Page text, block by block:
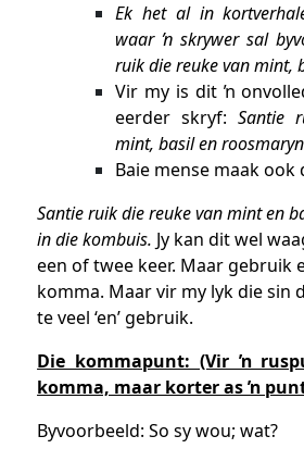
Ek het al in
waar ŉ skrywer sal
ruik die reuke van mint,
Vir my is dit ŉ
eerder skryf:Santie
mint, basil en
Baie mense maak
Santie ruik die reuke van mint en
in die kombuis. Jy kan dit wel
een of twee keer. Maar gebruik
komma. Maar vir my lyk die sin
te veel ‘en’ gebruik.
Die kommapunt: (Vir ŉ
komma, maar korter as ŉ
Byvoorbeeld: So sy wou; wat?